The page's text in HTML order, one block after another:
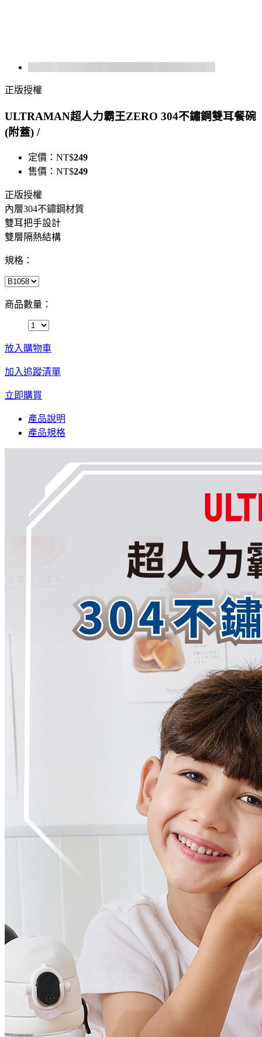
正版授權
ULTRAMAN超人力霸王ZERO 304不鏽鋼雙耳餐碗
(附蓋) /
定價： NT$249
售價： NT$249
正版授權
內層304不鏽鋼材質
雙耳把手設計
雙層隔熱結構
規格：
商品數量：
放入購物車
加入追蹤清單
立即購買
產品說明
產品規格